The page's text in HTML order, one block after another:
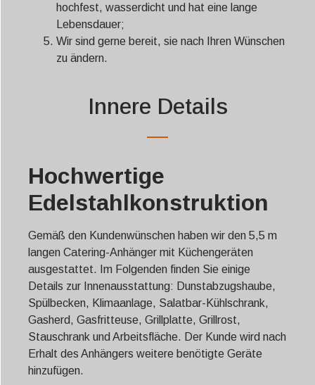
hochfest, wasserdicht und hat eine lange
Lebensdauer;
Wir sind gerne bereit, sie nach Ihren Wünschen
zu ändern.
Innere Details
Hochwertige
Edelstahlkonstruktion
Gemäß den Kundenwünschen haben wir den 5,5 m
langen Catering-Anhänger mit Küchengeräten
ausgestattet. Im Folgenden finden Sie einige
Details zur Innenausstattung: Dunstabzugshaube,
Spülbecken, Klimaanlage, Salatbar-Kühlschrank,
Gasherd, Gasfritteuse, Grillplatte, Grillrost,
Stauschrank und Arbeitsfläche. Der Kunde wird nach
Erhalt des Anhängers weitere benötigte Geräte
hinzufügen.